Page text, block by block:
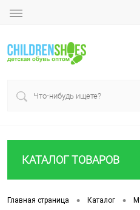
КАТАЛОГ ТОВАРОВ
Главная страница • Каталог •